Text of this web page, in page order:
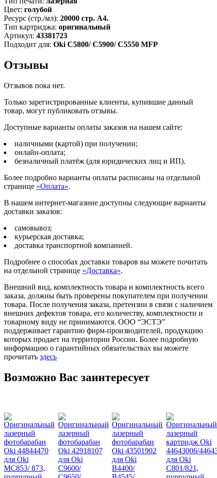
Цвет: голубой
Ресурс (стр./мл): 20000 стр. А4.
Тип картриджа: оригинальный
Артикул: 43381723
Подходит для: Oki C5800/ C5900/ C5550 MFP
Отзывы
Отзывов пока нет.
Только зарегистрированные клиенты, купившие данный
товар, могут публиковать отзывы.
Доступные варианты оплаты заказов на нашем сайте:
наличными (картой) при получении;
онлайн-оплата;
безналичный платёж (для юридических лиц и ИП).
Более подробно варианты оплаты расписаны на отдельной
странице «Оплата».
В нашем интернет-магазине доступны следующие варианты
доставки заказов:
самовывоз;
курьерская доставка;
доставка транспортной компанией.
Подробнее о способах доставки товаров вы можете почитать
на отдельной странице «Доставка».
Внешний вид, комплектность товара и комплектность всего
заказа, должны быть проверены покупателем при получении
товара. После получения заказа, претензии в связи с наличием
внешних дефектов товара, его количеству, комплектности и
товарному виду не принимаются. ООО “ЭСТЭ”
поддерживает гарантию фирм-производителей, продукцию
которых продает на территории России. Более подробную
информацию о гарантийных обязательствах вы можете
прочитать здесь
Возможно Вас заинтересует